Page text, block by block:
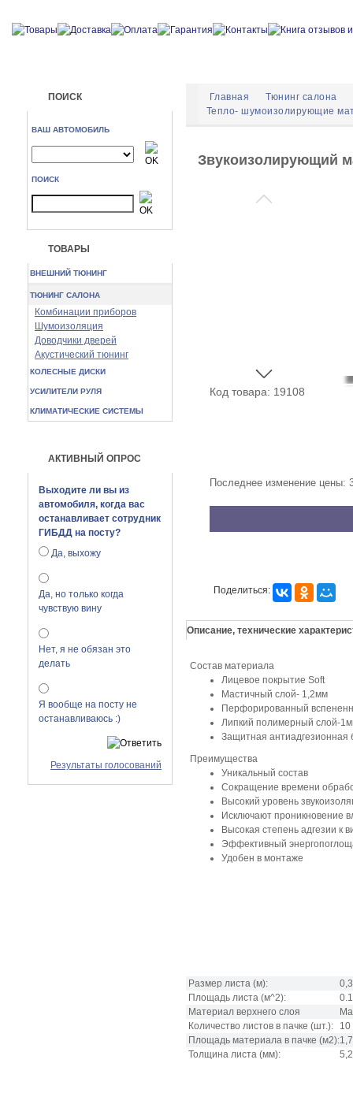
ПОИСК
ВАШ АВТОМОБИЛЬ
ПОИСК
ТОВАРЫ
ВНЕШНИЙ ТЮНИНГ
ТЮНИНГ САЛОНА
Комбинации приборов
Шумоизоляция
Доводчики дверей
Акустический тюнинг
КОЛЕСНЫЕ ДИСКИ
УСИЛИТЕЛИ РУЛЯ
КЛИМАТИЧЕСКИЕ СИСТЕМЫ
АКТИВНЫЙ ОПРОС
Выходите ли вы из
автомобиля, когда вас
останавливает сотрудник
ГИБДД на посту?
Да, выхожу
Да, но только когда
чувствую вину
Нет, я не обязан это
делать
Я вообще на посту не
останавливаюсь :)
Результаты голосований
Главная
Тюнинг салона
Тепло- шумоизолирующие
Звукоизолирующий
Код товара: 19108
Последнее изменение цены:
Поделиться:
Описание, технические
Состав материала
Лицевое покрытие Soft
Мастичный слой- 1,2мм
Перфорированный
Липкий полимерный слой-
Защитная антиадгезионная
Преимущества
Уникальный состав
Сокращение времени
Высокий уровень
Исключают проникновение
Высокая степень адгезии
Эффективный
Удобен в монтаже
Размер листа (м):
Площадь листа (м^2):
Материал верхнего слоя
Количество листов в пачке (шт.):
10
Площадь материала в пачке (м2):
Толщина листа (мм): 5,2